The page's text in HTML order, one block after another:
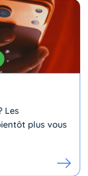
Les
plus vous